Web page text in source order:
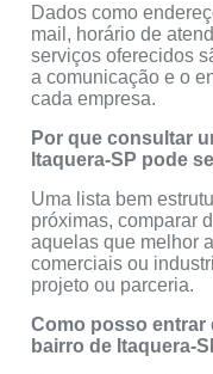
Dados como
mail, horário de
serviços oferecidos
a comunicação e o
cada empresa.
Por que consultar
Itaquera-SP pode
Uma lista bem
próximas, comparar
aquelas que melhor
comerciais ou
projeto ou parceria.
Como posso entrar
bairro de Itaquera-